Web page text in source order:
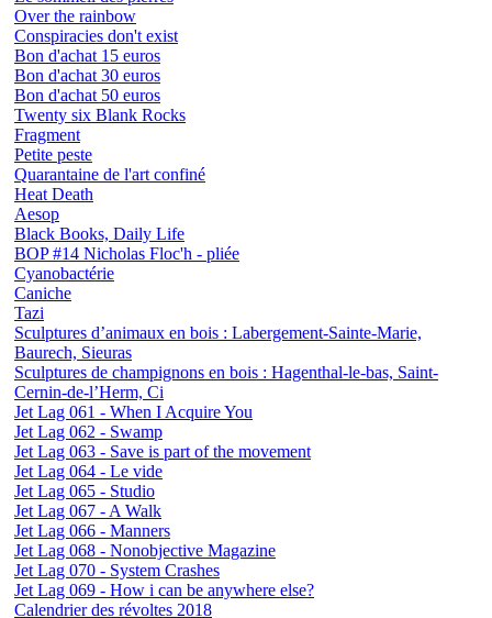
Over the rainbow
Conspiracies don't exist
Bon d'achat 15 euros
Bon d'achat 30 euros
Bon d'achat 50 euros
Twenty six Blank Rocks
Fragment
Petite peste
Quarantaine de l'art confiné
Heat Death
Aesop
Black Books, Daily Life
BOP #14 Nicholas Floc'h - pliée
Cyanobactérie
Caniche
Tazi
Sculptures d’animaux en bois : Labergement-Sainte-Marie,
Baurech, Sieuras
Sculptures de champignons en bois : Hagenthal-le-bas, Saint-
Cernin-de-l’Herm, Ci
Jet Lag 061 - When I Acquire You
Jet Lag 062 - Swamp
Jet Lag 063 - Save is part of the movement
Jet Lag 064 - Le vide
Jet Lag 065 - Studio
Jet Lag 067 - A Walk
Jet Lag 066 - Manners
Jet Lag 068 - Nonobjective Magazine
Jet Lag 070 - System Crashes
Jet Lag 069 - How i can be anywhere else?
Calendrier des révoltes 2018